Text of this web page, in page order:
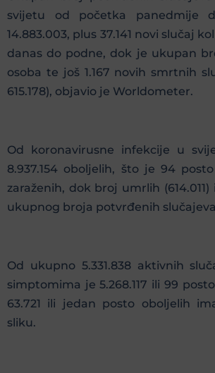
svijetu od početka panedmije
14.883.003, plus 37.141 novi slučaj
danas do podne, dok je ukupan
osoba te još 1.167 novih smrtnih
615.178), objavio je Worldometer.
Od koronavirusne infekcije u
8.937.154 oboljelih, što je 94
zaraženih, dok broj umrlih
ukupnog broja potvrđenih slučajeva
Od ukupno 5.331.838 aktivnih
simptomima je 5.268.117 ili 99
63.721 ili jedan posto oboljelih
sliku.